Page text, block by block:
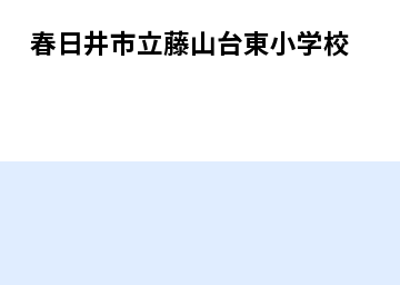
春日井市立藤山台東小学校